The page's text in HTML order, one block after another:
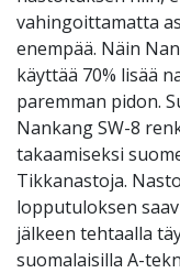
vahingoittamatta
enempää. Näin
käyttää 70% lisää
paremman pidon.
Nankang SW-8
takaamiseksi
Tikkanastoja.
lopputuloksen
jälkeen tehtaalla
suomalaisilla A-